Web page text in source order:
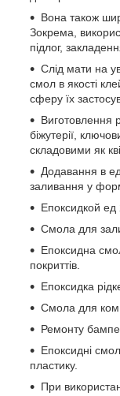
Вона також
Зокрема,
підлог,
Слід мати на
смол в якості
сферу їх
Виготовлення
біжутерії,
складовими як
Додавання в
заливання у
Епоксидкой
Смола для
Епоксидна
покриттів.
Епоксидка
Смола для
Ремонту
Епоксидні
пластику.
При